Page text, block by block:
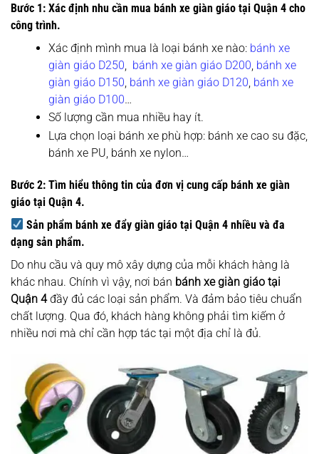
Bước 1: Xác định nhu cần mua bánh xe giàn giáo tại Quận 4 cho
công trình.
Xác định mình mua là loại bánh xe nào: bánh xe
giàn giáo D250
bánh xe giàn giáo D200 bánh xe
giàn giáo D150 bánh xe giàn giáo D120 bánh xe
giàn giáo D100…
Số lượng cần mua nhiều hay ít.
Lựa chọn loại bánh xe phù hợp: bánh xe cao su đặc,
bánh xe PU, bánh xe nylon…
Bước 2: Tìm hiểu thông tin của đơn vị cung cấp bánh xe giàn
giáo tại Quận 4.
Sản phẩm bánh xe đẩy giàn giáo tại Quận 4 nhiều và đa
dạng sản phẩm.
Do nhu cầu và quy mô xây dựng của mỗi khách hàng là
khác nhau. Chính vì vậy, nơi bán bánh xe giàn giáo tại
Quận 4đầy đủ các loại sản phẩm. Và đảm bảo tiêu chuẩn
chất lượng. Qua đó, khách hàng không phải tìm kiếm ở
nhiều nơi mà chỉ cần hợp tác tại một địa chỉ là đủ.